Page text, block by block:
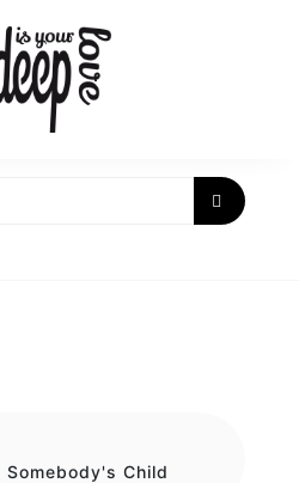
Somebody's Child